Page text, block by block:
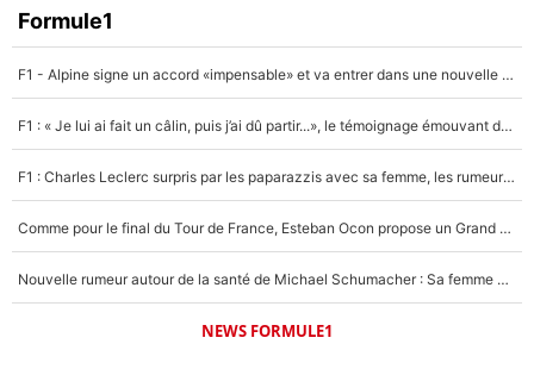
Faris Moumbagna
5%
Un autre joueur
5%
Formule1
F1 - Alpine signe un accord «impensable» et va entrer dans une nouvelle dimension : Grande nouvelle pour Pierre Gasly !
F1 : « Je lui ai fait un câlin, puis j’ai dû partir...», le témoignage émouvant de Max Verstappen sur sa fille
F1 : Charles Leclerc surpris par les paparazzis avec sa femme, les rumeurs étaient vraies !
Comme pour le final du Tour de France, Esteban Ocon propose un Grand Prix de Formule 1 à Paris : «Autour de l’Arc de Triomphe, ce serait génial» !
Nouvelle rumeur autour de la santé de Michael Schumacher : Sa femme Corinna sort du silence
NEWS FORMULE1